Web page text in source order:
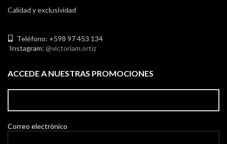
Calidad y exclusividad
Teléfono: +598 97 453 134
Instagram: @victoriam.ortiz
ACCEDE A NUESTRAS PROMOCIONES
Correo electrónico